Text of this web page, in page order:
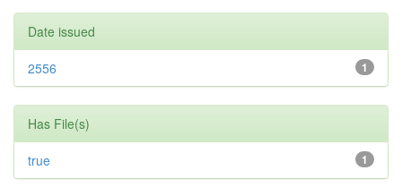
Date issued
1
2556
Has File(s)
1
true